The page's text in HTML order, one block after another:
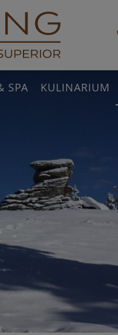
SPA KULINARIUM